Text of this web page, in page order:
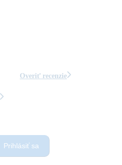
Overiť recenzie
Prihlásiť sa